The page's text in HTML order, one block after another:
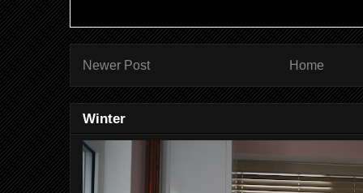
Newer Post Home
Winter